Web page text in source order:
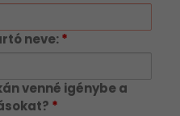
neve:*
venné igénybe a
*